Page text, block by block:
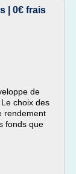
| 0€ frais
de
choix des
rendement
fonds que